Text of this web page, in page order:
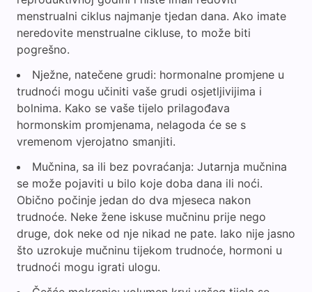
menstrualni ciklus najmanje tjedan dana. Ako imate
neredovite menstrualne cikluse, to može biti
pogrešno.
Nježne, natečene grudi: hormonalne promjene u
trudnoći mogu učiniti vaše grudi osjetljivijima i
bolnima. Kako se vaše tijelo prilagođava
hormonskim promjenama, nelagoda će se s
vremenom vjerojatno smanjiti.
Mučnina, sa ili bez povraćanja: Jutarnja mučnina
se može pojaviti u bilo koje doba dana ili noći.
Obično počinje jedan do dva mjeseca nakon
trudnoće. Neke žene iskuse mučninu prije nego
druge, dok neke od nje nikad ne pate. Iako nije jasno
što uzrokuje mučninu tijekom trudnoće, hormoni u
trudnoći mogu igrati ulogu.